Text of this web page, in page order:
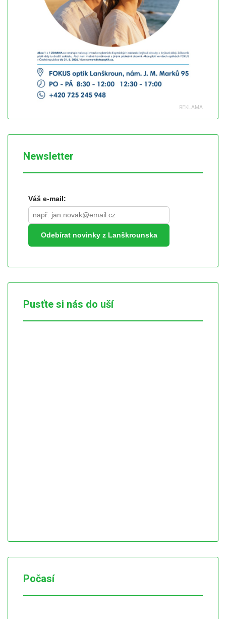
Newsletter
Váš e-mail:
Odebírat novinky z Lanškrounska
Pusťte si nás do uší
Počasí